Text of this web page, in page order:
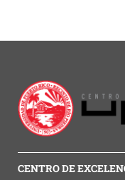
CENTRO DE